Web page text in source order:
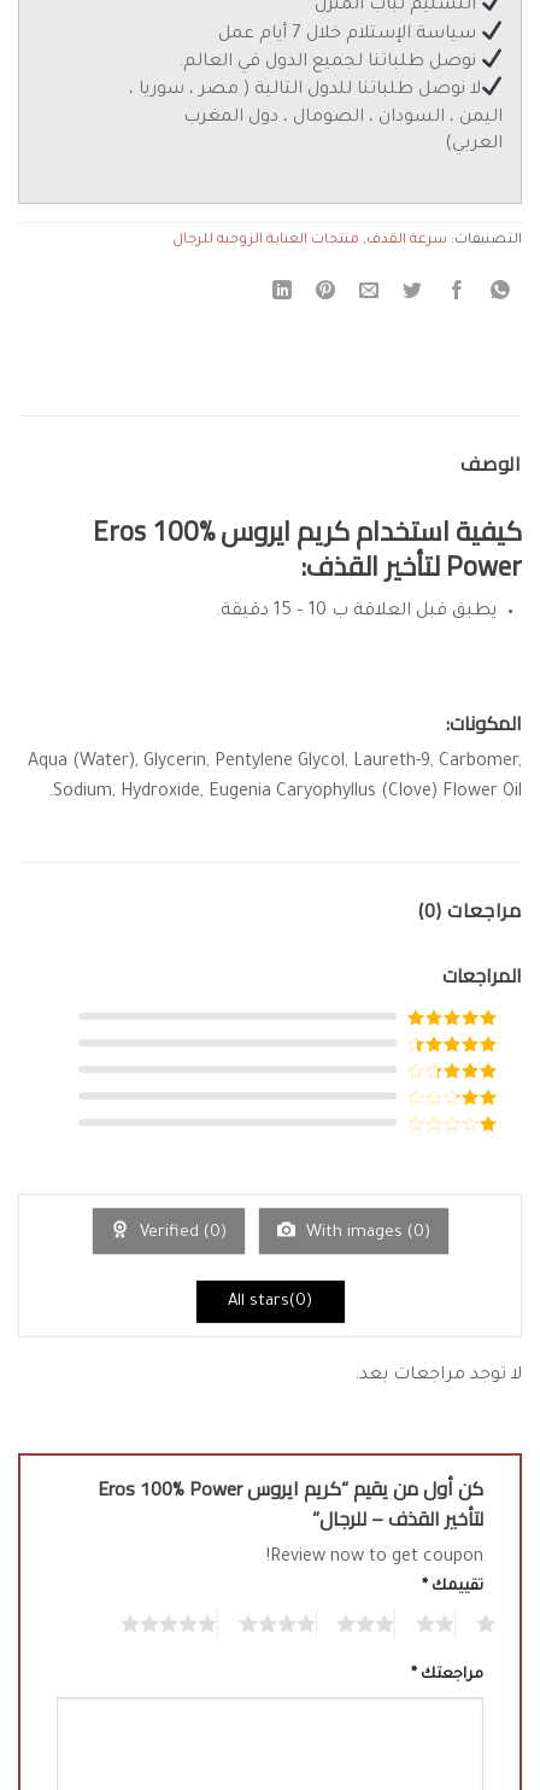
التسليم لباب المنزل
سياسة الإستلام خلال 7 أيام عمل
نوصل طلباتنا لجميع الدول في العالم.
لا نوصل طلباتنا للدول التالية ( مصر ، سوريا ،
اليمن ، السودان ، الصومال ، دول المغرب
العربي)
التصنيفات: سرعة القذف, منتجات العناية الزوجيه للرجال
الوصف
كيفية استخدام كريم ايروس Eros 100%
Power لتأخير القذف:
يطبق قبل العلاقة ب 10 – 15 دقيقة.
المكونات:
Aqua (Water), Glycerin, Pentylene Glycol, Laureth-9, Carbomer,
Sodium, Hydroxide, Eugenia Caryophyllus (Clove) Flower Oil.
مراجعات (0)
المراجعات
تم التقييم5
من 5
تم التقييم
من 5
تم
التقييم
من 5
تم
من
With images (0)
Verified (0)
All stars(0)
لا توجد مراجعات بعد.
كن أول من يقيم “كريم ايروس Eros 100% Power
لتأخير القذف – للرجال”
Review now to get coupon!
تقييمك *
مراجعتك *